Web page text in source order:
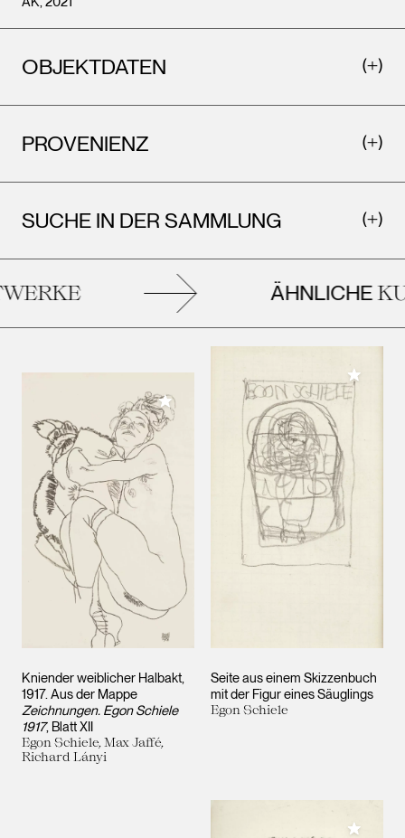
OBJEKTDATEN
PROVENIENZ
SUCHE IN DER SAMMLUNG
ÄHNLICHE
Kniender weiblicher Halbakt,
1917. Aus der Mappe
Zeichnungen. Egon Schiele
1917, Blatt XII
Egon Schiele, Max Jaffé,
Richard Lányi
Meiner Sammlung hinzufügen
Seite aus einem Skizzenbuch
mit der Figur eines Säuglings
Egon Schiele
Meiner
Meiner